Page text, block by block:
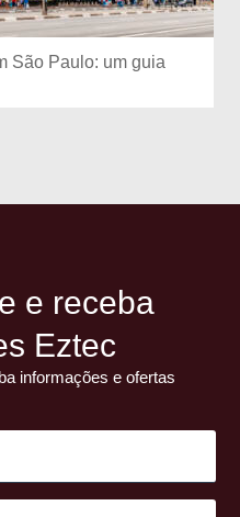
São Paulo: um guia
e receba
Eztec
informações e ofertas